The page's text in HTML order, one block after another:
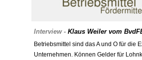
Interview - Klaus Weiler vom
Betriebsmittel sind das A und O für die
Unternehmen. Können Gelder für